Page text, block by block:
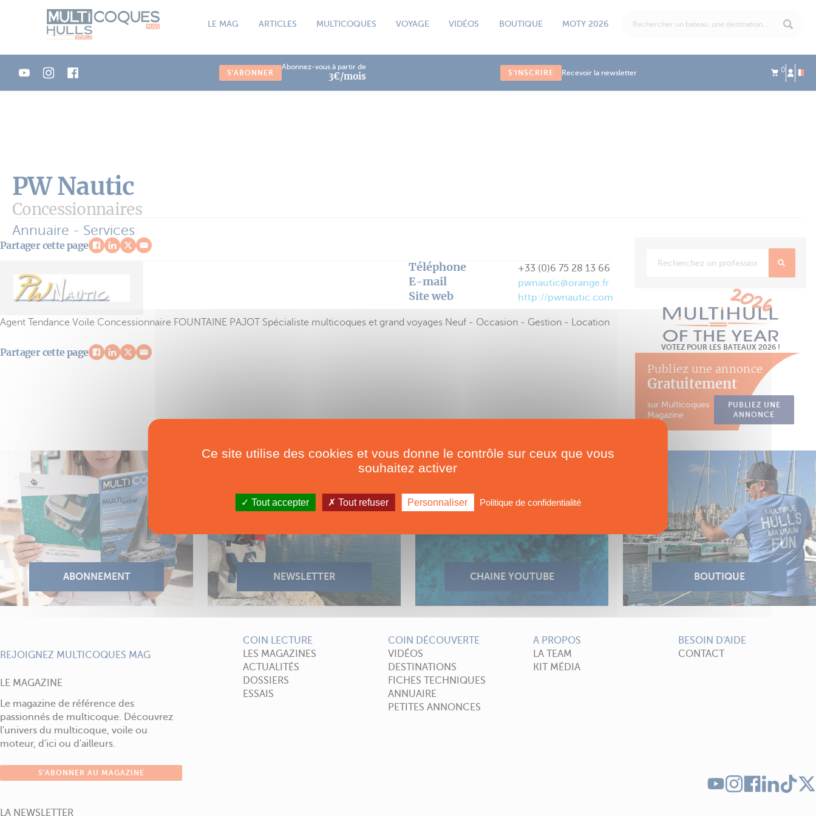
LE MAG ARTICLES MULTICOQUES VOYAGE VIDÉOS BOUTIQUE MOTY 2026
S'ABONNER
Abonnez-vous à partir de
3€/mois S'INSCRIRE Recevoir la newsletter 0
PW Nautic
Concessionnaires
Annuaire - Services
Partager cette page
Téléphone +33 (0)6 75 28 13 66
E-mail pwnautic@orange.fr
Site web http://pwnautic.com
Agent Tendance Voile Concessionnaire FOUNTAINE PAJOT Spécialiste multicoques et grand voyages Neuf - Occasion - Gestion - Location
Partager cette page VOTEZ POUR LES BATEAUX 2026 !
Publiez une annonce
Gratuitement
sur Multicoques
Magazine
PUBLIEZ UNE
ANNONCE
REJOIGNEZ MULTICOQUES MAG
LE MAGAZINE
Le magazine de référence des
passionnés de multicoque. Découvrez
l'univers du multicoque, voile ou
moteur, d'ici ou d'ailleurs.
S'ABONNER AU MAGAZINE
LA NEWSLETTER
COIN LECTURE
LES MAGAZINES
ACTUALITÉS
DOSSIERS
ESSAIS
COIN DÉCOUVERTE
VIDÉOS
DESTINATIONS
FICHES TECHNIQUES
ANNUAIRE
PETITES ANNONCES
A PROPOS
LA TEAM
KIT MÉDIA
BESOIN D'AIDE
CONTACT
Panneau de gestion des cookies
Ce site utilise des cookies et vous donne le contrôle sur ceux que vous
souhaitez activer
Tout accepter Tout refuser Personnaliser Politique de confidentialité